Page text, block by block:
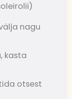
nagu
kasta
otsest